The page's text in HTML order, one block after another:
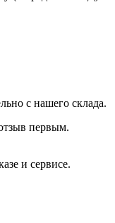
с нашего склада.
первым.
и сервисе.